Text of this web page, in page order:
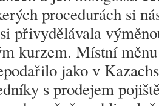
procedurách si
přivydělávala
kurzem. Místní
jako v
s prodejem